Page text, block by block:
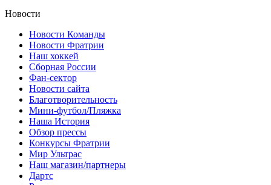
Новости
Новости Команды
Новости Фратрии
Наш хоккей
Сборная России
Фан-cектор
Новости сайта
Благотворительность
Мини-футбол/Пляжка
Наша История
Обзор прессы
Конкурсы Фратрии
Мир Ультрас
Наш магазин/партнеры
Дартс